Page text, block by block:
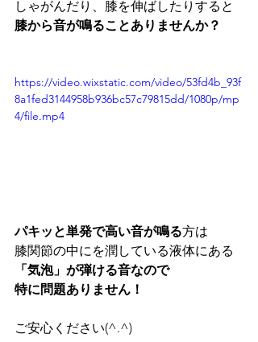
しゃがんだり、膝を伸ばしたりすると
膝から音が鳴ることありませんか？
https://video.wixstatic.com/video/53fd4b_93f
8a1fed3144958b936bc57c79815dd/1080p/mp
4/file.mp4
パキッと単発で高い音が鳴る方は
膝関節の中にを潤している液体にある
「気泡」が弾ける音なので
特に問題ありません！
ご安心ください(^.^)